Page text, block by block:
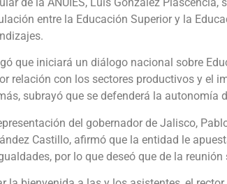
entre la Educación Superior y la
que iniciará un diálogo nacional sobre
relación con los sectores productivos y el
subrayó que se defenderá la autonomía
del gobernador de Jalisco,
Castillo, afirmó que la entidad le
por lo que deseó que de la